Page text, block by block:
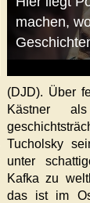
machen,
(DJD). Über
Kästner
Tucholsky
unter
Kafka zu
das ist im